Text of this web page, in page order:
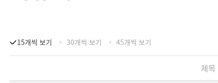
15개씩 보기 30개씩 보기 45개씩 보기
제목